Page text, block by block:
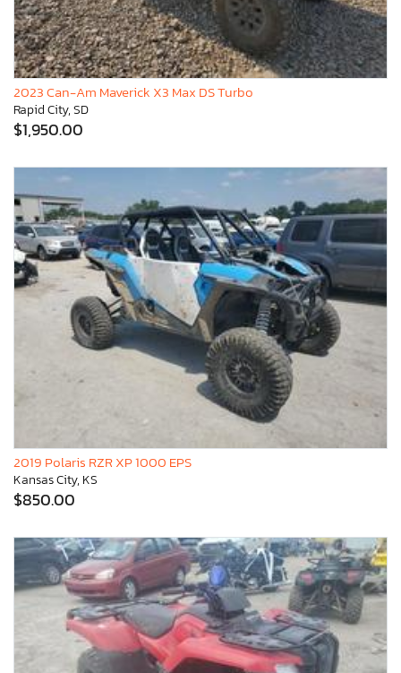
2023 Can-Am Maverick X3 Max DS Turbo
Rapid City, SD
$1,950.00
2019 Polaris RZR XP 1000 EPS
Kansas City, KS
$850.00